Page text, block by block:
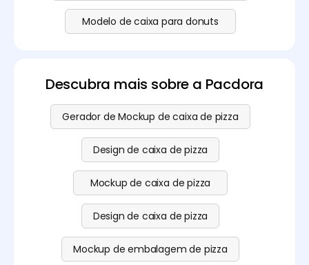
Modelo de caixa para donuts
Descubra mais sobre a Pacdora
Gerador de Mockup de caixa de pizza
Design de caixa de pizza
Mockup de caixa de pizza
Design de caixa de pizza
Mockup de embalagem de pizza